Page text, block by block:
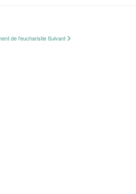
de l'eucharistieSuivant